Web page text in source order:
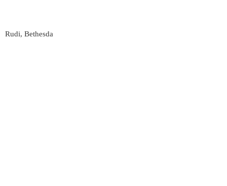
Rudi, Bethesda